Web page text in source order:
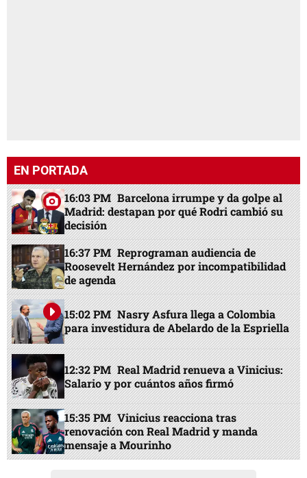
EN PORTADA
16:03 PM Barcelona irrumpe y da golpe al
Madrid: destapan por qué Rodri cambió su
decisión
16:37 PM Reprograman audiencia de
Roosevelt Hernández por incompatibilidad
de agenda
15:02 PM Nasry Asfura llega a Colombia
para investidura de Abelardo de la Espriella
12:32 PM Real Madrid renueva a Vinicius:
Salario y por cuántos años firmó
15:35 PM Vinicius reacciona tras
renovación con Real Madrid y manda
mensaje a Mourinho